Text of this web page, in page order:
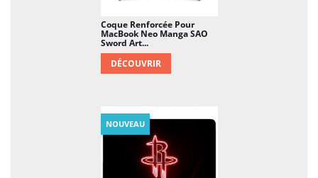
Coque Renforcée Pour
MacBook Neo Manga SAO
Sword Art...
DÉCOUVRIR
NOUVEAU